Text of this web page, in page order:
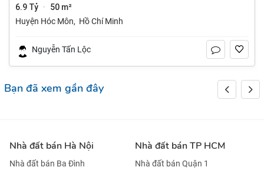
6.9 Tỷ · 50 m²
Huyện Hóc Môn, Hồ Chí Minh
Nguyễn Tấn Lộc
Bạn đã xem gần đây
Nhà đất bán Hà Nội
Nhà đất bán Ba Đình
Nhà đất bán TP HCM
Nhà đất bán Quận 1